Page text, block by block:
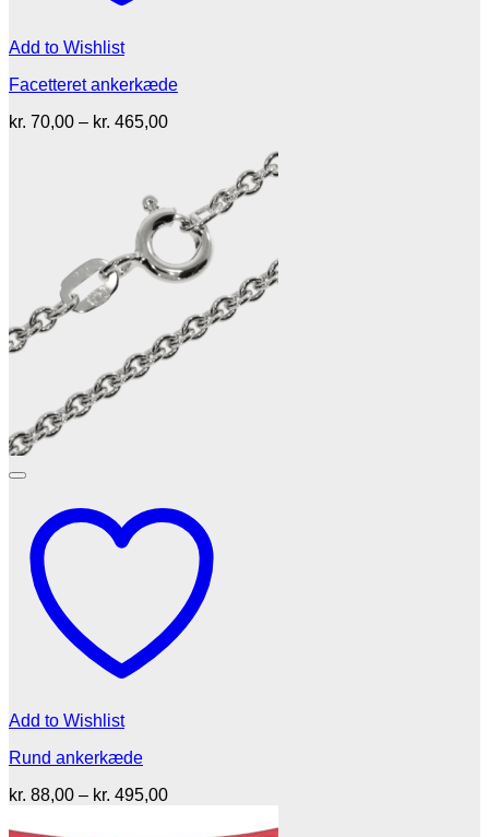
Add to Wishlist
Facetteret ankerkæde
kr. 70,00 – kr. 465,00Prisinterval:
kr. 465,00
Add to Wishlist
Rund ankerkæde
kr. 88,00 – kr. 495,00Prisinterval: